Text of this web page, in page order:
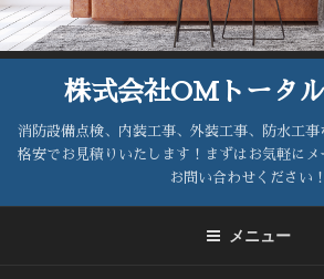
ス
キ
株式会社OMトータ
消防設備点検、内装工事、外装工事、防水工事
格安でお見積りいたします！まずはお気軽に
お問い合わせください！
メニュー